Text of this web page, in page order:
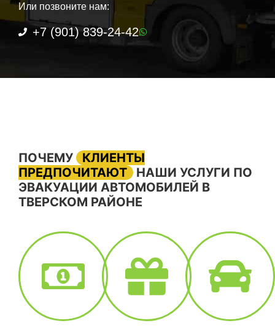
Или позвоните нам:
+7 (901) 839-24-42
ПОЧЕМУ
КЛИЕНТЫ
ПРЕДПОЧИТАЮТ
НАШИ УСЛУГИ ПО
ЭВАКУАЦИИ АВТОМОБИЛЕЙ В
ТВЕРСКОМ РАЙОНЕ